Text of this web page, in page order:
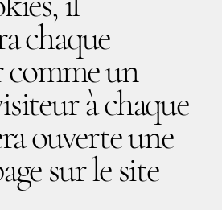
chaque
un
à chaque
ouverte une
sur le site